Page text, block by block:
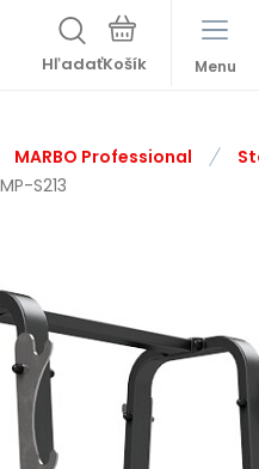
Hľadať Menu
MARBO Professional
S213